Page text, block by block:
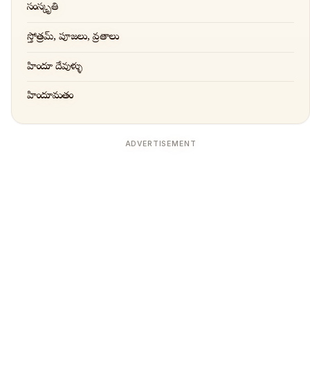
సంస్కృతి
స్తోత్రమ్, పూజలు, వ్రతాలు
హిందూ దేవుళ్ళు
హిందూమతం
ADVERTISEMENT